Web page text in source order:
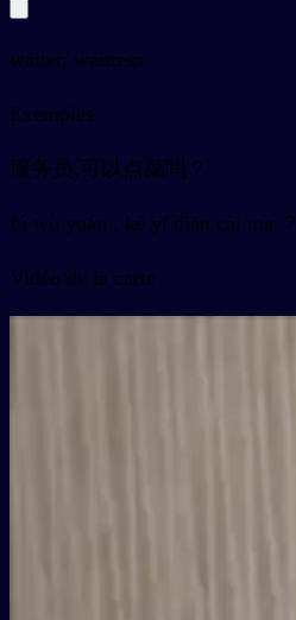
waiter, waitress
Exemples
服务员,可以点菜吗？
fú wù yuán , kě yǐ diǎn cài ma ？
Vidéo de la carte